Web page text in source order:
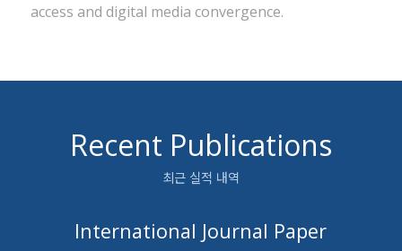
access and digital media convergence.
Recent Publications
최근 실적 내역
International Journal Paper